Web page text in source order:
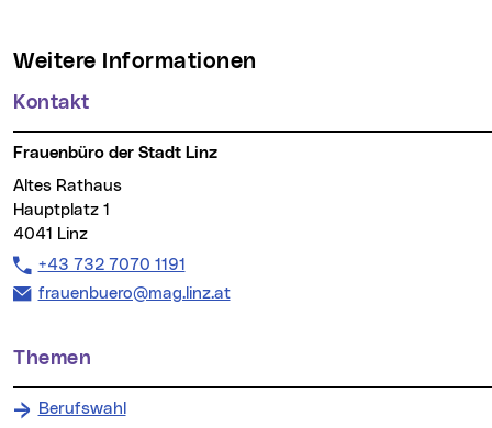
Weitere Informationen
Kontakt
Frauenbüro der Stadt Linz
Altes Rathaus
Hauptplatz 1
4041 Linz
Telefon:
+43 732 7070 1191
E-Mail Adresse:
frauenbuero@mag.linz.at
Themen
Berufswahl